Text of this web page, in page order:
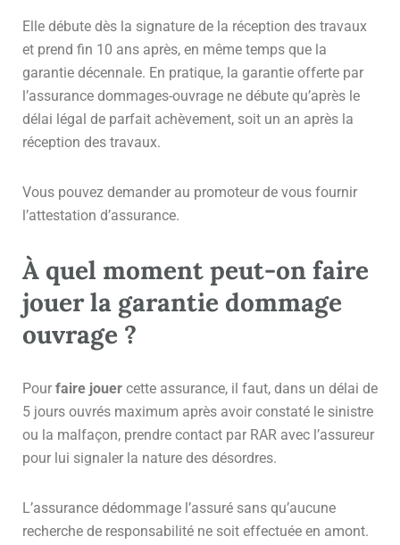
Elle débute dès la signature de la réception des travaux
et prend fin 10 ans après, en même temps que la
garantie décennale. En pratique, la garantie offerte par
l’assurance dommages-ouvrage ne débute qu’après le
délai légal de parfait achèvement, soit un an après la
réception des travaux.
Vous pouvez demander au promoteur de vous fournir
l’attestation d’assurance.
À quel moment peut-on faire
jouer la garantie dommage
ouvrage ?
Pour faire jouer cette assurance, il faut, dans un délai de
5 jours ouvrés maximum après avoir constaté le sinistre
ou la malfaçon, prendre contact par RAR avec l’assureur
pour lui signaler la nature des désordres.
L’assurance dédommage l’assuré sans qu’aucune
recherche de responsabilité ne soit effectuée en amont.